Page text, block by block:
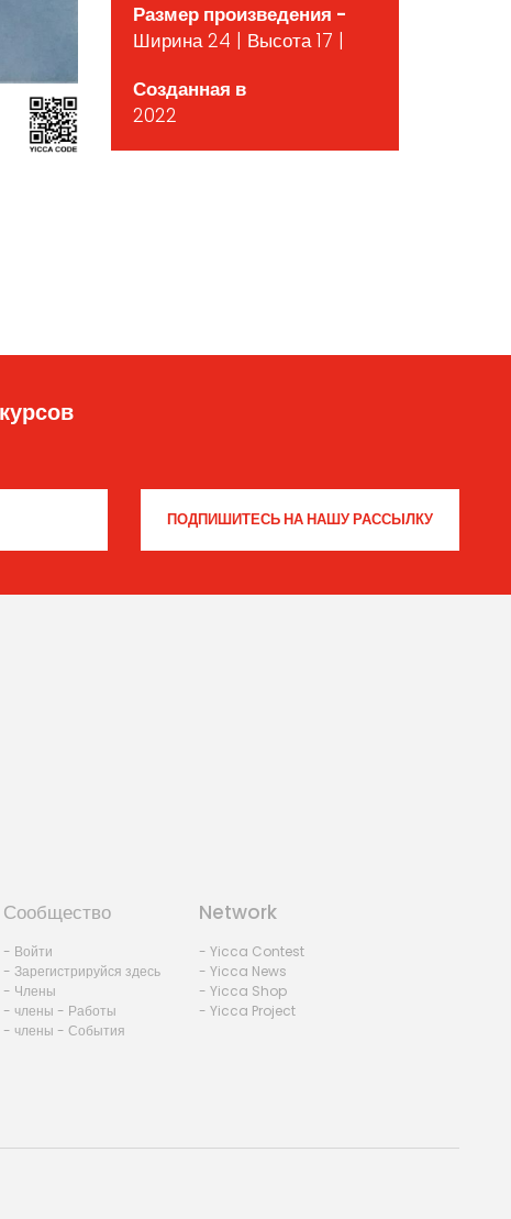
Размер произведения -
Ширина 24 | Высота 17 |
Созданная в
2022
Сообщество
- Войти
- Зарегистрируйся здесь
- Члены
- члены - Работы
- члены - События
Network
- Yicca Contest
- Yicca News
- Yicca Shop
- Yicca Project